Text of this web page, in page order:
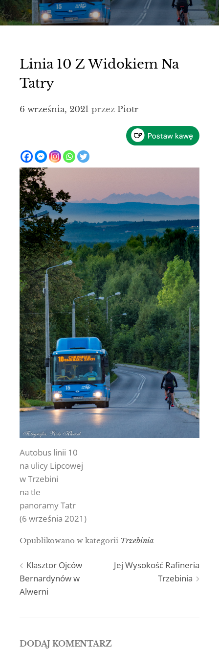
Linia 10 Z Widokiem Na
Tatry
6 września, 2021 przez Piotr
Autobus linii 10
na ulicy Lipcowej
w Trzebini
na tle
panoramy Tatr
(6 września 2021)
Opublikowano w kategorii Trzebinia
Nawigacja
wpisu
Klasztor Ojców
Bernardynów w
Alwerni
Jej Wysokość Rafineria
Trzebinia
DODAJ KOMENTARZ